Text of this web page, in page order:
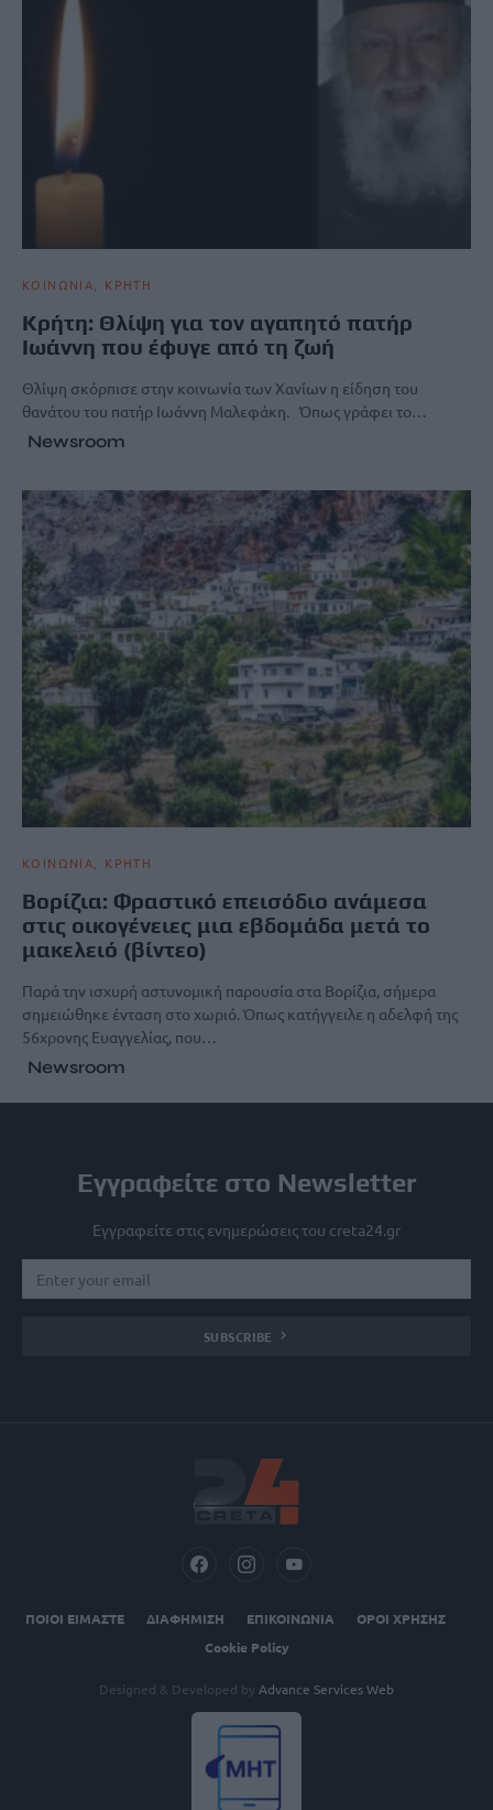
ΚΟΙΝΩΝΙΑ ΚΡΗΤΗ
Κρήτη: Θλίψη για τον αγαπητό πατήρ
Ιωάννη που έφυγε από τη ζωή
Θλίψη σκόρπισε στην κοινωνία των Χανίων η είδηση του
θανάτου του πατήρ Ιωάννη Μαλεφάκη. Όπως γράφει το…
Newsroom
ΚΟΙΝΩΝΙΑ ΚΡΗΤΗ
Βορίζια: Φραστικό επεισόδιο ανάμεσα
στις οικογένειες μια εβδομάδα μετά το
μακελειό (βίντεο)
Παρά την ισχυρή αστυνομική παρουσία στα Βορίζια, σήμερα
σημειώθηκε ένταση στο χωριό. Όπως κατήγγειλε η αδελφή της
56χρονης Ευαγγελίας, που…
Newsroom
Εγγραφείτε στο Newsletter
Εγγραφείτε στις ενημερώσεις του creta24.gr
SUBSCRIBE
ΠΟΙΟΙ ΕΙΜΑΣΤΕ ΔΙΑΦΗΜΙΣΗ ΕΠΙΚΟΙΝΩΝΙΑ
ΟΡΟΙ ΧΡΗΣΗΣ
Cookie Policy
Designed & Developed by Advance Services Web